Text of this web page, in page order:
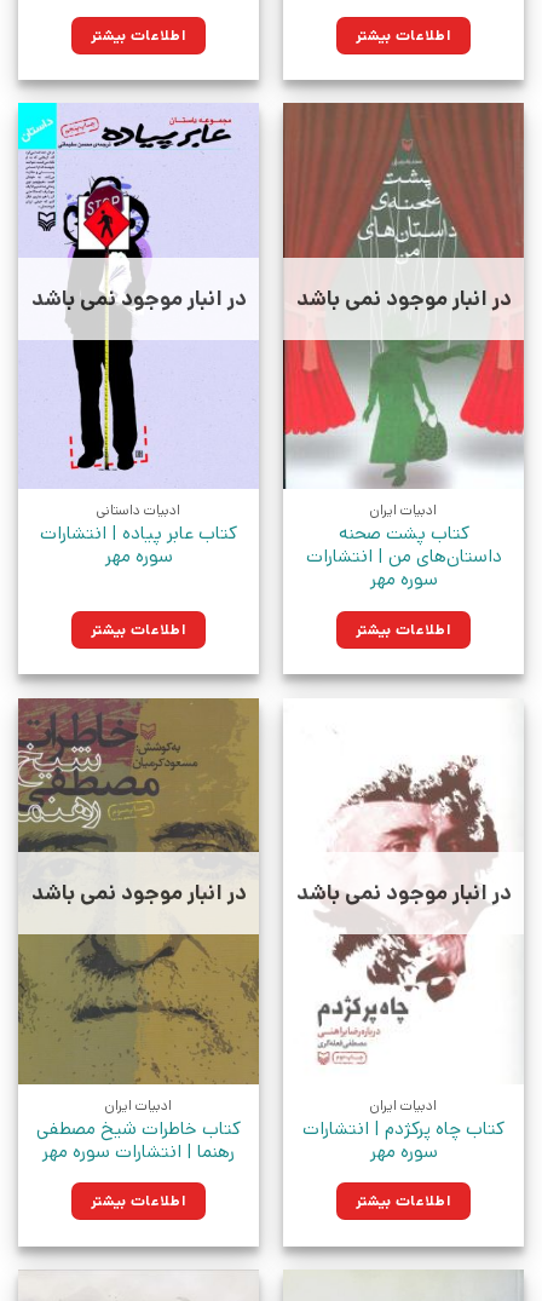
اطلاعات بیشتر اطلاعات بیشتر
در انبار موجود نمی باشد
ادبیات ایران
کتاب پشت صحنه
داستان‌های من | انتشارات
سوره مهر
اطلاعات بیشتر
در انبار موجود نمی باشد
ادبیات داستانی
کتاب عابر پیاده | انتشارات
سوره مهر
اطلاعات بیشتر
در انبار موجود نمی باشد
ادبیات ایران
کتاب چاه پرکژدم | انتشارات
سوره مهر
اطلاعات بیشتر
در انبار موجود نمی باشد
ادبیات ایران
کتاب خاطرات‌ شیخ‌ مصطفی‌
رهنما | انتشارات سوره مهر
اطلاعات بیشتر